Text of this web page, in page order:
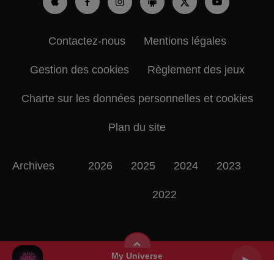
My Universe
Contactez-nous Mentions légales
Gestion des cookies Règlement des jeux
Charte sur les données personnelles et cookies
Plan du site
Archives 2026 2025 2024 2023
2022